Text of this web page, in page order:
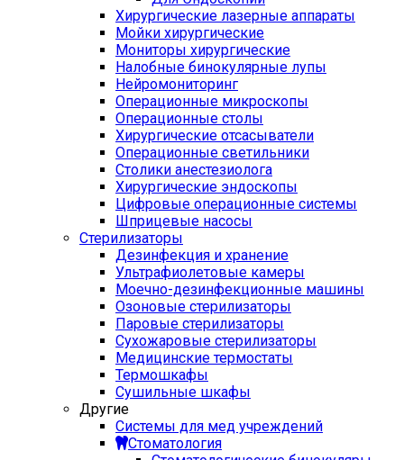
Хирургические лазерные аппараты
Мойки хирургические
Мониторы хирургические
Налобные бинокулярные лупы
Нейромониторинг
Операционные микроскопы
Операционные столы
Хирургические отсасыватели
Операционные светильники
Столики анестезиолога
Хирургические эндоскопы
Цифровые операционные системы
Шприцевые насосы
Стерилизаторы
Дезинфекция и хранение
Ультрафиолетовые камеры
Моечно-дезинфекционные машины
Озоновые стерилизаторы
Паровые стерилизаторы
Сухожаровые стерилизаторы
Медицинские термостаты
Термошкафы
Сушильные шкафы
Другие
Системы для мед учреждений
Стоматология